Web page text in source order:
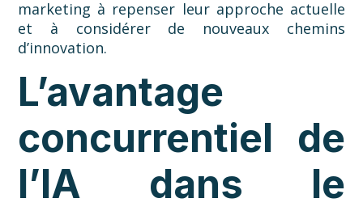
marketing à repenser leur approche actuelle
et à considérer de nouveaux chemins
d’innovation.
L’avantage
concurrentiel de
l’IA dans le